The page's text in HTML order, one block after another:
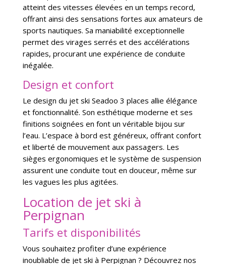
atteint des vitesses élevées en un temps record,
offrant ainsi des sensations fortes aux amateurs de
sports nautiques. Sa maniabilité exceptionnelle
permet des virages serrés et des accélérations
rapides, procurant une expérience de conduite
inégalée.
Design et confort
Le design du jet ski Seadoo 3 places allie élégance
et fonctionnalité. Son esthétique moderne et ses
finitions soignées en font un véritable bijou sur
l’eau. L’espace à bord est généreux, offrant confort
et liberté de mouvement aux passagers. Les
sièges ergonomiques et le système de suspension
assurent une conduite tout en douceur, même sur
les vagues les plus agitées.
Location de jet ski à
Perpignan
Tarifs et disponibilités
Vous souhaitez profiter d’une expérience
inoubliable de jet ski à Perpignan ? Découvrez nos